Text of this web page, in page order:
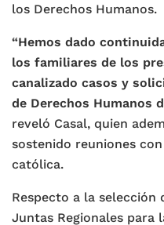
los Derechos Humanos.
“Hemos dado
los familiares de los
canalizado casos y
de Derechos Humanos
reveló Casal, quien
sostenido reuniones
católica.
Respecto a la selección
Juntas Regionales para